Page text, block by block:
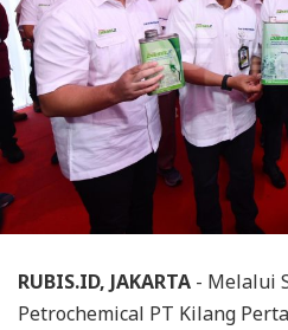
RUBIS.ID, JAKARTA - Melalui
Petrochemical PT Kilang